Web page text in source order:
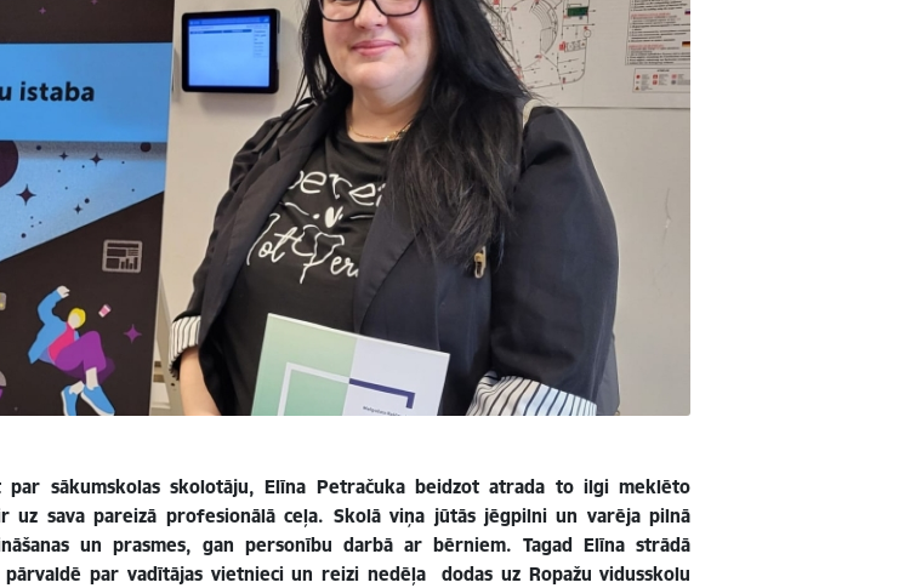
par sākumskolas skolotāju, Elīna Petračuka beidzot atrada to ilgi meklēto
uz sava pareizā profesionālā ceļa. Skolā viņa jūtās jēgpilni un varēja pilnā
un prasmes, gan personību darbā ar bērniem. Tagad Elīna strādā
pārvaldē par vadītājas vietnieci un reizi nedēļa dodas uz Ropažu vidusskolu